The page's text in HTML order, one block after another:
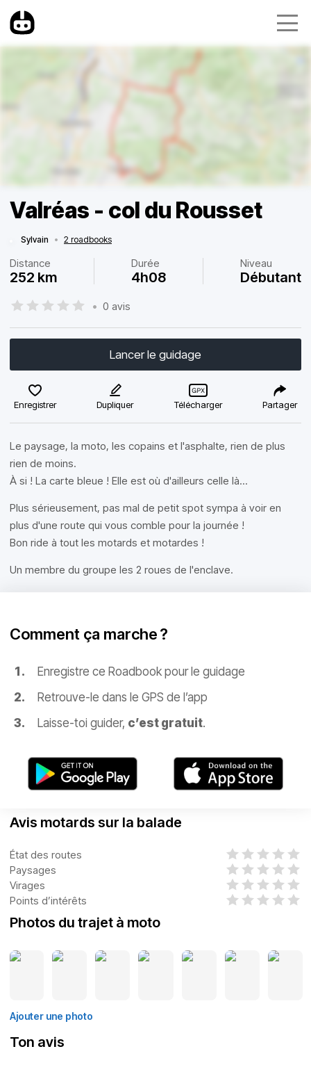
Valréas - col du Rousset
Sylvain • 2 roadbooks
Distance
252 km
Durée
4h08
Niveau
Débutant
• 0 avis
Lancer le guidage
Enregistrer Dupliquer Télécharger Partager
Le paysage, la moto, les copains et l'asphalte, rien de plus
rien de moins.
À si ! La carte bleue ! Elle est où d'ailleurs celle là...
Plus sérieusement, pas mal de petit spot sympa à voir en
plus d'une route qui vous comble pour la journée !
Bon ride à tout les motards et motardes !
Un membre du groupe les 2 roues de l'enclave.
Comment ça marche ?
Enregistre ce Roadbook pour le guidage
Retrouve-le dans le GPS de l’app
Laisse-toi guider, c’est gratuit.
Avis motards sur la balade
État des routes
Paysages
Virages
Points d’intérêts
Photos du trajet à moto
Ajouter une photo
Ton avis